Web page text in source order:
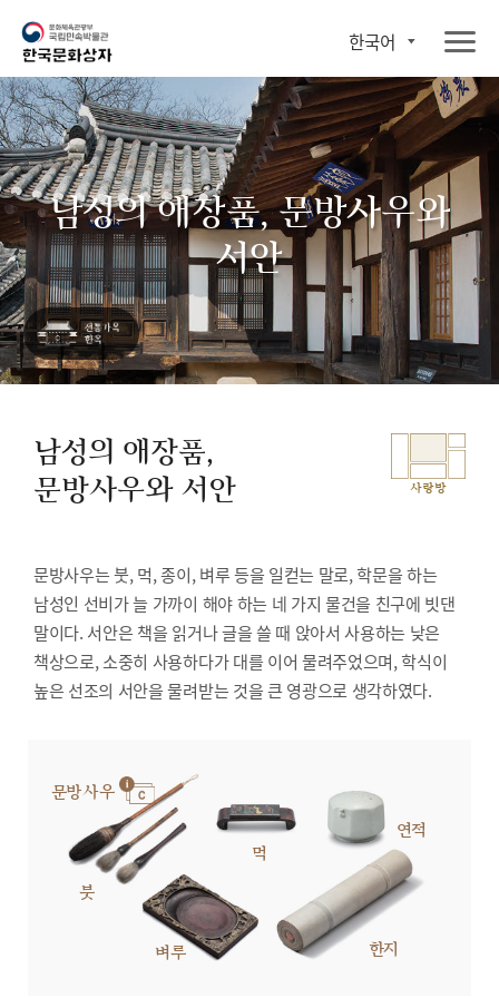
한국어
남성의 애장품, 문방사우와
서안
남성의 애장품,
문방사우와 서안
사랑방
문방사우는 붓, 먹, 종이, 벼루 등을 일컫는 말로, 학문을 하는
남성인 선비가 늘 가까이 해야 하는 네 가지 물건을 친구에 빗댄
말이다. 서안은 책을 읽거나 글을 쓸 때 앉아서 사용하는 낮은
책상으로, 소중히 사용하다가 대를 이어 물려주었으며, 학식이
높은 선조의 서안을 물려받는 것을 큰 영광으로 생각하였다.
문방사우
붓
먹
연적
벼루 한지